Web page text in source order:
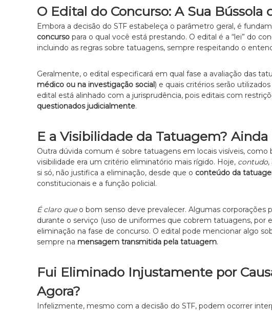
a
o
e
p
r
s
o
i
z
a
d
O Edital do Concurso: A Sua Bússola
Embora a decisão do STF estabeleça o parâmetro geral, é
concurso para o qual você está prestando. O edital é a “lei” do
incluindo as regras sobre tatuagens, sempre respeitando o
Geralmente, o edital especificará em qual fase a avaliação das
médico ou na investigação social) e quais critérios serão
edital está alinhado com a jurisprudência, pois editais com
questionados judicialmente.
E a Visibilidade da Tatuagem?
Outra dúvida comum é sobre tatuagens em locais visíveis, como
visibilidade era um critério eliminatório mais rígido. Hoje, contudo,
si só, não justifica a eliminação, desde que o conteúdo da
constitucionais e a função policial.
É claro queo bom senso deve prevalecer. Algumas corporações
durante o serviço (uso de uniformes que cobrem tatuagens, por
eliminação na fase de concurso. O edital pode mencionar algo
sempre na mensagem transmitida pela tatuagem.
Fui Eliminado Injustamente por
Agora?
Infelizmente, mesmo com a decisão do STF, podem ocorrer